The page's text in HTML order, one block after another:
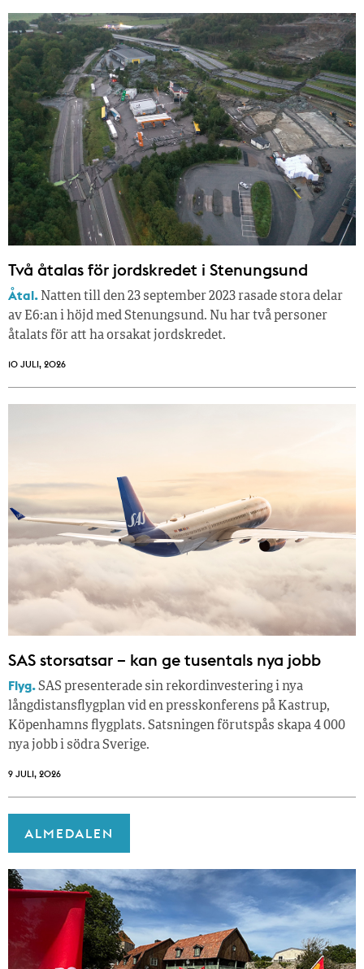
Två åtalas för jordskredet i Stenungsund
Åtal. Natten till den 23 september 2023 rasade stora delar
av E6:an i höjd med Stenungsund. Nu har två personer
åtalats för att ha orsakat jordskredet.
10 JULI, 2026
SAS storsatsar – kan ge tusentals nya jobb
Flyg.SAS presenterade sin rekordinvestering i nya
långdistansflygplan vid en presskonferens på Kastrup,
Köpenhamns flygplats. Satsningen förutspås skapa 4 000
nya jobb i södra Sverige.
9 JULI, 2026
ALMEDALEN